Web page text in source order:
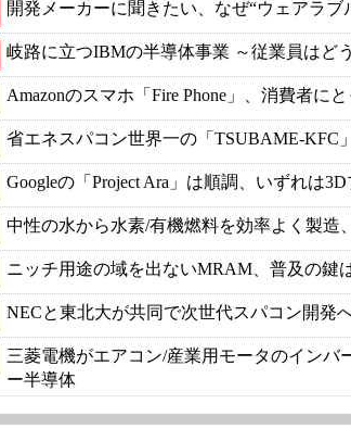
開発メーカーに聞きたい、なぜ“ウェアラブ
岐路に立つIBMの半導体事業 ～従業員はど
Amazonのスマホ「Fire Phone」、消費者に
省エネスパコン世界一の「TSUBAME-KFC
Googleの「Project Ara」は順調、いずれは
中性の水から水素/有機燃料を効率よく製造
ニッチ用途の域を出ないMRAM、普及の鍵
NECと東北大が共同で次世代スパコン開発
三菱電機がエアコン/産業用モータのインバ
ー半導体